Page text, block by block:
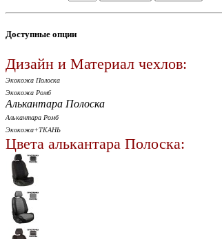
Доступные опции
Дизайн и Материал чехлов:
Экокожа Полоска
Экокожа Ромб
Алькантара Полоска
Алькантара Ромб
Экокожа+ТКАНЬ
Цвета алькантара Полоска: